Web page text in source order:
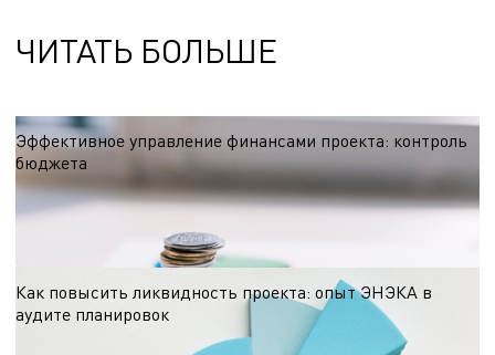
ЧИТАТЬ БОЛЬШЕ
Эффективное управление финансами проекта: контроль
бюджета
Процесс оценки стоимости играет важную роль в выявлении и анализе
альтернативных подходов к определению затрат.
Как повысить ликвидность проекта: опыт ЭНЭКА в
аудите планировок
Как улучшить планировки жилья и повысить его ликвидность? ЭНЭКА